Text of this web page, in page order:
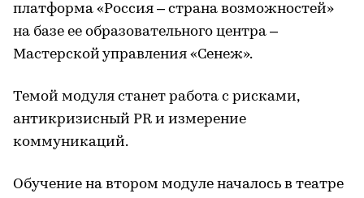
платформа «Россия – страна возможностей»
на базе ее образовательного центра –
Мастерской управления «Сенеж».
Темой модуля станет работа с рисками,
антикризисный PR и измерение
коммуникаций.
Обучение на втором модуле началось в театре